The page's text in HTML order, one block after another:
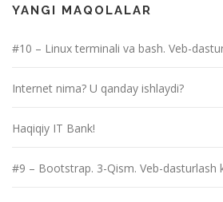
YANGI MAQOLALAR
#10 – Linux terminali va bash. Veb-
Internet nima? U qanday ishlaydi?
Haqiqiy IT Bank!
#9 – Bootstrap. 3-Qism. Veb-dasturlash